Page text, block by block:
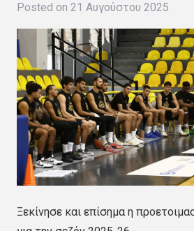
Posted on 21 Αυγούστου 2025
Ξεκίνησε και επίσημα η